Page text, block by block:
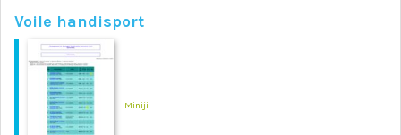
Voile handisport
Miniji